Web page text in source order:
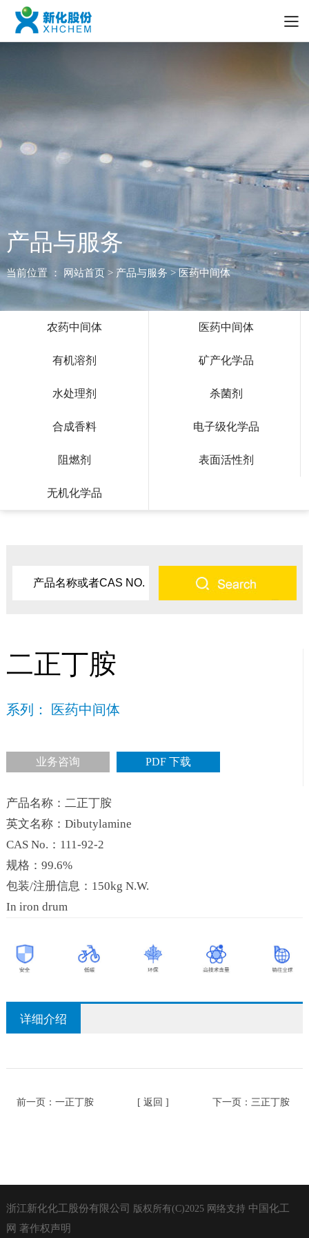
产品与服务
当前位置 ： 网站首页> 产品与服务 > 医药中间体
农药中间体 医药中间体
有机溶剂 矿产化学品
水处理剂 杀菌剂
合成香料 电子级化学品
阻燃剂 表面活性剂
无机化学品
二正丁胺
系列： 医药中间体
业务咨询 PDF 下载
产品名称：二正丁胺
英文名称：Dibutylamine
CAS No.：111-92-2
规格：99.6%
包装/注册信息：150kg N.W.
In iron drum
详细介绍
前一页： 一正丁胺 [ 返回 ] 下一页： 三正丁胺
浙江新化化工股份有限公司 版权所有(C)2025网络支持 中国化工
网 著作权声明